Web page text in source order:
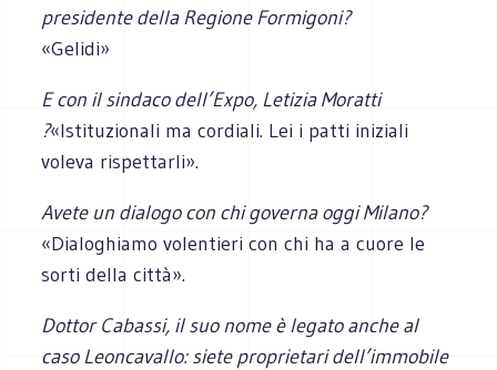
presidente della Regione Formigoni?
«Gelidi»
E con il sindaco dell’Expo, Letizia Moratti
?«Istituzionali ma cordiali. Lei i patti iniziali
voleva rispettarli».
Avete un dialogo con chi governa oggi Milano?
«Dialoghiamo volentieri con chi ha a cuore le
sorti della città».
Dottor Cabassi, il suo nome è legato anche al
caso Leoncavallo: siete proprietari dell’immobile